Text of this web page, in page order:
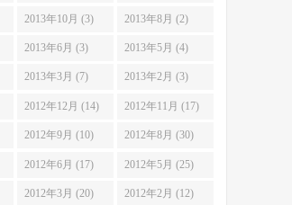
2013年10月 (3) 2013年8月 (2)
2013年6月 (3) 2013年5月 (4)
2013年3月 (7) 2013年2月 (3)
2012年12月 (14) 2012年11月 (17)
2012年9月 (10) 2012年8月 (30)
2012年6月 (17) 2012年5月 (25)
2012年3月 (20) 2012年2月 (12)